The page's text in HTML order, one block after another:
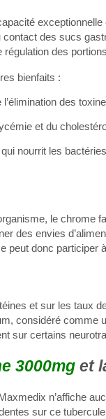
contact des sucs
des
bienfaits :
des
et du
nourrit les
le chrome
des envies
peut donc participer
et sur les taux
considéré comme
sur certains
3000mg et
n’affiche
sur ce